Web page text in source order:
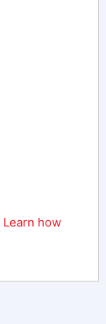
Learn how